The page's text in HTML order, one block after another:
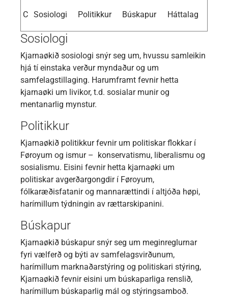
C Sosiologi Politikkur Búskapur Háttalag
Sosiologi
Kjarnaøkið sosiologi snýr seg um, hvussu samleikin
hjá tí einstaka verður myndaður og um
samfelagstillaging. Harumframt fevnir hetta
kjarnaøki um livikor, t.d. sosialar munir og
mentanarlig mynstur.
Politikkur
Kjarnaøkið politikkur fevnir um politiskar flokkar í
Føroyum og ismur – konservatismu, liberalismu og
sosialismu. Eisini fevnir hetta kjarnaøki um
politiskar avgerðargongdir í Føroyum,
fólkaræðisfatanir og mannarættindi í altjóða høpi,
harímillum týdningin av rættarskipanini.
Búskapur
Kjarnaøkið búskapur snýr seg um meginreglurnar
fyri vælferð og býti av samfelagsvirðunum,
harímillum marknaðarstýring og politiskari stýring,
Kjarnaøkið fevnir eisini um búskaparliga renslið,
harímillum búskaparlig mál og stýringsamboð.